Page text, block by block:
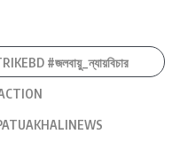
#জলবায়ু_ন্যায়বিচার